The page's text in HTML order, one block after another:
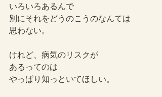
いろいろあるんで
別にそれをどうのこうのなんては
思わない。
けれど、病気のリスクが
あるってのは
やっぱり知っといてほしい。